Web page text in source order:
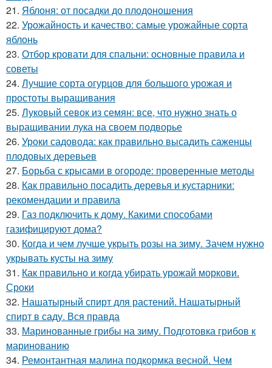
21. Яблоня: от посадки до плодоношения
22. Урожайность и качество: самые урожайные сорта
яблонь
23. Отбор кровати для спальни: основные правила и
советы
24. Лучшие сорта огурцов для большого урожая и
простоты выращивания
25. Луковый севок из семян: все, что нужно знать о
выращивании лука на своем подворье
26. Уроки садовода: как правильно высадить саженцы
плодовых деревьев
27. Борьба с крысами в огороде: проверенные методы
28. Как правильно посадить деревья и кустарники:
рекомендации и правила
29. Газ подключить к дому. Какими способами
газифицируют дома?
30. Когда и чем лучше укрыть розы на зиму. Зачем нужно
укрывать кусты на зиму
31. Как правильно и когда убирать урожай моркови.
Сроки
32. Нашатырный спирт для растений. Нашатырный
спирт в саду. Вся правда
33. Маринованные грибы на зиму. Подготовка грибов к
маринованию
34. Ремонтантная малина подкормка весной. Чем